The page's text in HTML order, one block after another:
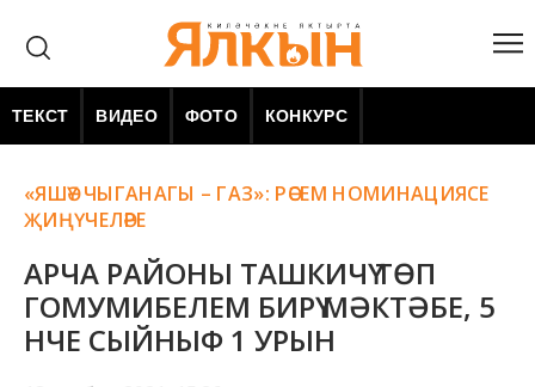
ТЕКСТ ВИДЕО ФОТО КОНКУРС
«ЯШӘҮ ЧЫГАНАГЫ – ГАЗ»: РӘСЕМ НОМИНАЦИЯСЕ
ҖИҢҮЧЕЛӘРЕ
АРЧА РАЙОНЫ ТАШКИЧҮ ТӨП
ГОМУМИБЕЛЕМ БИРҮ МӘКТӘБЕ, 5
НЧЕ СЫЙНЫФ 1 УРЫН